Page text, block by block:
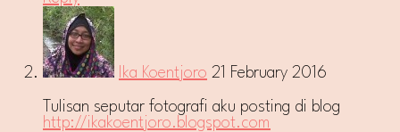
Ika Koentjoro 21 February 2016
Tulisan seputar fotografi aku posting di blog
http://ikakoentjoro.blogspot.com